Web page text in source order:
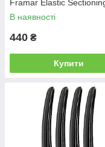
Framar Elastic
фуксія, 4 шт (91001)
В наявності
440 ₴
Купити